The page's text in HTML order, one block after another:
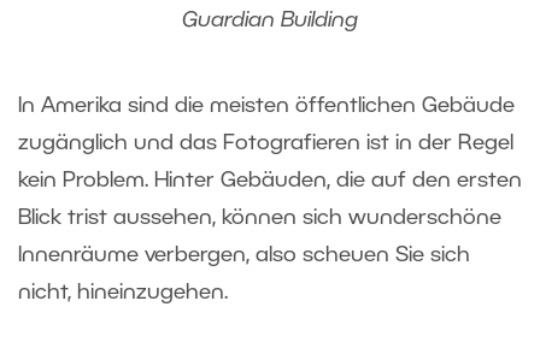
Guardian Building
In Amerika sind die meisten öffentlichen Gebäude
zugänglich und das Fotografieren ist in der Regel
kein Problem. Hinter Gebäuden, die auf den ersten
Blick trist aussehen, können sich wunderschöne
Innenräume verbergen, also scheuen Sie sich
nicht, hineinzugehen.